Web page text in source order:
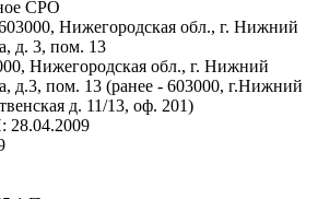
СРО
Нижегородская обл., г. Нижний
д. 3, пом. 13
Нижегородская обл., г. Нижний
д.3, пом. 13 (ранее - 603000, г.Нижний
д. 11/13, оф. 201)
28.04.2009